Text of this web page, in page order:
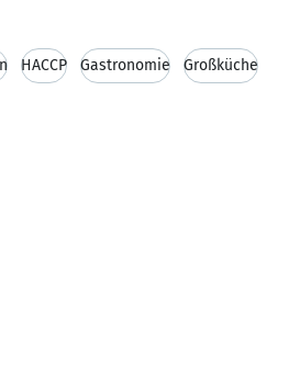
HACCP Gastronomie Großküche